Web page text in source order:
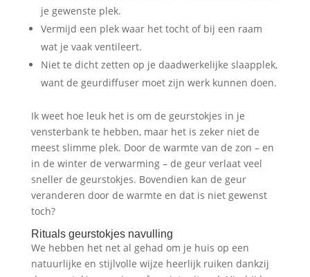
je gewenste plek.
Vermijd een plek waar het tocht of bij een raam
wat je vaak ventileert.
Niet te dicht zetten op je daadwerkelijke slaapplek,
want de geurdiffuser moet zijn werk kunnen doen.
Ik weet hoe leuk het is om de geurstokjes in je
vensterbank te hebben, maar het is zeker niet de
meest slimme plek. Door de warmte van de zon – en
in de winter de verwarming – de geur verlaat veel
sneller de geurstokjes. Bovendien kan de geur
veranderen door de warmte en dat is niet gewenst
toch?
Rituals geurstokjes navulling
We hebben het net al gehad om je huis op een
natuurlijke en stijlvolle wijze heerlijk ruiken dankzij